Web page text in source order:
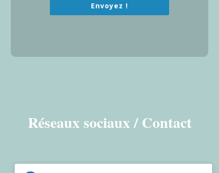
Envoyez !
Réseaux sociaux / Contact